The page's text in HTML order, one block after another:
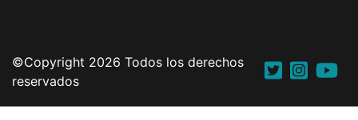
©Copyright 2026 Todos los derechos
reservados